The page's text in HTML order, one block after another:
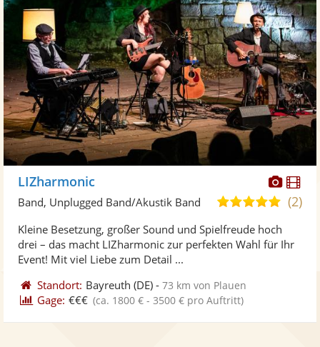
LIZharmonic
5,0
5
(2)
Band, Unplugged Band/Akustik Band
Kleine Besetzung, großer Sound und Spielfreude hoch
drei – das macht LIZharmonic zur perfekten Wahl für Ihr
Event! Mit viel Liebe zum Detail ...
Standort: Bayreuth (DE) -73 km von Plauen
Gage: €€€ (ca. 1800 € - 3500 € pro Auftritt)